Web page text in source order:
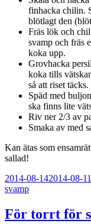
finhacka chilin.
blötlagt den
Fräs lök och
svamp och fräs
koka upp.
Grovhacka
koka tills
så att riset
Späd med
ska finns lite
Riv ner 2/3 av
Smaka av med
Kan ätas som
sallad!
Postat
2014-08-142014-08-11
svamp
För torrt för